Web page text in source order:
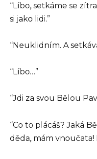
“Líbo, setkáme se
si jako lidi.”
“Neuklidním. A
“Líbo…”
“Jdi za svou Bělou
“Co to plácáš? Jaká
děda, mám